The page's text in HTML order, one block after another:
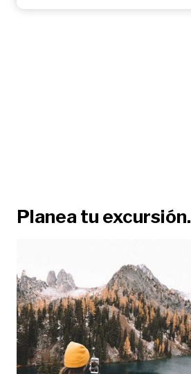
Planea tu excursión.